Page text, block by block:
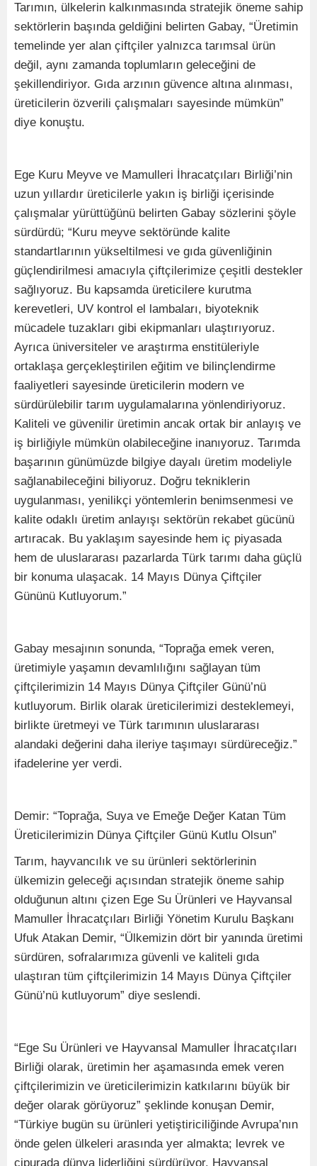
Tarımın, ülkelerin kalkınmasında stratejik öneme sahip
sektörlerin başında geldiğini belirten Gabay, “Üretimin
temelinde yer alan çiftçiler yalnızca tarımsal ürün
değil, aynı zamanda toplumların geleceğini de
şekillendiriyor. Gıda arzının güvence altına alınması,
üreticilerin özverili çalışmaları sayesinde mümkün”
diye konuştu.
Ege Kuru Meyve ve Mamulleri İhracatçıları Birliği’nin
uzun yıllardır üreticilerle yakın iş birliği içerisinde
çalışmalar yürüttüğünü belirten Gabay sözlerini şöyle
sürdürdü; “Kuru meyve sektöründe kalite
standartlarının yükseltilmesi ve gıda güvenliğinin
güçlendirilmesi amacıyla çiftçilerimize çeşitli destekler
sağlıyoruz. Bu kapsamda üreticilere kurutma
kerevetleri, UV kontrol el lambaları, biyoteknik
mücadele tuzakları gibi ekipmanları ulaştırıyoruz.
Ayrıca üniversiteler ve araştırma enstitüleriyle
ortaklaşa gerçekleştirilen eğitim ve bilinçlendirme
faaliyetleri sayesinde üreticilerin modern ve
sürdürülebilir tarım uygulamalarına yönlendiriyoruz.
Kaliteli ve güvenilir üretimin ancak ortak bir anlayış ve
iş birliğiyle mümkün olabileceğine inanıyoruz. Tarımda
başarının günümüzde bilgiye dayalı üretim modeliyle
sağlanabileceğini biliyoruz. Doğru tekniklerin
uygulanması, yenilikçi yöntemlerin benimsenmesi ve
kalite odaklı üretim anlayışı sektörün rekabet gücünü
artıracak. Bu yaklaşım sayesinde hem iç piyasada
hem de uluslararası pazarlarda Türk tarımı daha güçlü
bir konuma ulaşacak. 14 Mayıs Dünya Çiftçiler
Gününü Kutluyorum.”
Gabay mesajının sonunda, “Toprağa emek veren,
üretimiyle yaşamın devamlılığını sağlayan tüm
çiftçilerimizin 14 Mayıs Dünya Çiftçiler Günü’nü
kutluyorum. Birlik olarak üreticilerimizi desteklemeyi,
birlikte üretmeyi ve Türk tarımının uluslararası
alandaki değerini daha ileriye taşımayı sürdüreceğiz.”
ifadelerine yer verdi.
Demir: “Toprağa, Suya ve Emeğe Değer Katan Tüm
Üreticilerimizin Dünya Çiftçiler Günü Kutlu Olsun”
Tarım, hayvancılık ve su ürünleri sektörlerinin
ülkemizin geleceği açısından stratejik öneme sahip
olduğunun altını çizen Ege Su Ürünleri ve Hayvansal
Mamuller İhracatçıları Birliği Yönetim Kurulu Başkanı
Ufuk Atakan Demir, “Ülkemizin dört bir yanında üretimi
sürdüren, sofralarımıza güvenli ve kaliteli gıda
ulaştıran tüm çiftçilerimizin 14 Mayıs Dünya Çiftçiler
Günü’nü kutluyorum” diye seslendi.
“Ege Su Ürünleri ve Hayvansal Mamuller İhracatçıları
Birliği olarak, üretimin her aşamasında emek veren
çiftçilerimizin ve üreticilerimizin katkılarını büyük bir
değer olarak görüyoruz” şeklinde konuşan Demir,
“Türkiye bugün su ürünleri yetiştiriciliğinde Avrupa’nın
önde gelen ülkeleri arasında yer almakta; levrek ve
çipurada dünya liderliğini sürdürüyor. Hayvansal